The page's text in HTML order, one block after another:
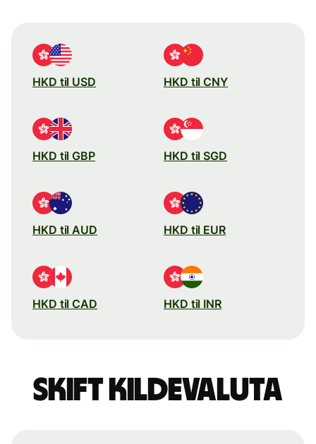
HKD til USD HKD til CNY
HKD til GBP HKD til SGD
HKD til AUD HKD til EUR
HKD til CAD HKD til INR
Skift kildevaluta